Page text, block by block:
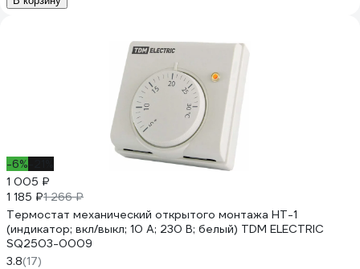
-6%
1 005 ₽
1 185 ₽1 266 ₽
Термостат механический открытого монтажа НТ-1
(индикатор; вкл/выкл; 10 А; 230 В; белый) TDM ELECTRIC
SQ2503-0009
3.8(17)